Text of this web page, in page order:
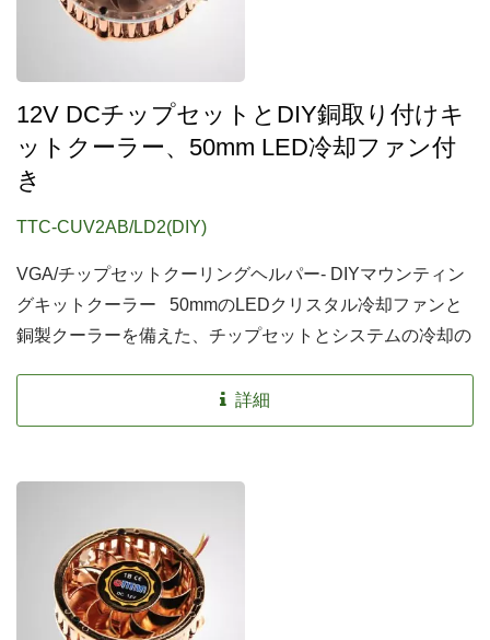
12V DCチップセットとDIY銅取り付けキ
ットクーラー、50mm LED冷却ファン付
き
TTC-CUV2AB/LD2(DIY)
VGA/チップセットクーリングヘルパー- DIYマウンティン
グキットクーラー 50mmのLEDクリスタル冷却ファンと
銅製クーラーを備えた、チップセットとシステムの冷却の
シンクと4つのタイプのクリップを備えており、より優れ
た冷却性能を提供し、さまざまなチップセットやヒートデ
します。
詳細